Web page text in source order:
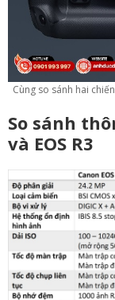
Cùng so sánh hai
So sánh
và EOS R3